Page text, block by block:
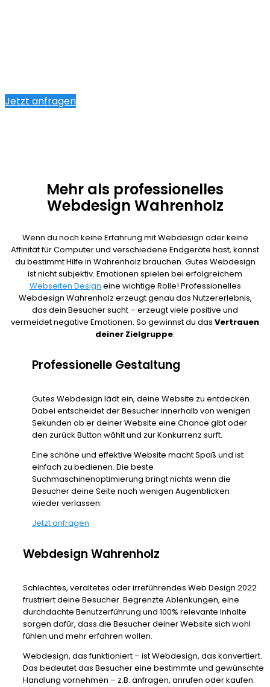
Jetzt anfragen
Mehr als professionelles
Webdesign Wahrenholz
Wenn du noch keine Erfahrung mit Webdesign oder keine
Affinität für Computer und verschiedene Endgeräte hast, kannst
du bestimmt Hilfe in Wahrenholz brauchen. Gutes Webdesign
ist nicht subjektiv. Emotionen spielen bei erfolgreichem
Webseiten Design eine wichtige Rolle! Professionelles
Webdesign Wahrenholz erzeugt genau das Nutzererlebnis,
das dein Besucher sucht – erzeugt viele positive und
vermeidet negative Emotionen. So gewinnst du das Vertrauen
deiner Zielgruppe.
Professionelle Gestaltung
Gutes Webdesign lädt ein, deine Website zu entdecken.
Dabei entscheidet der Besucher innerhalb von wenigen
Sekunden ob er deiner Website eine Chance gibt oder
den zurück Button wählt und zur Konkurrenz surft.
Eine schöne und effektive Website macht Spaß und ist
einfach zu bedienen. Die beste
Suchmaschinenoptimierung bringt nichts wenn die
Besucher deine Seite nach wenigen Augenblicken
wieder verlassen.
Jetzt anfragen
Webdesign Wahrenholz
Schlechtes, veraltetes oder irreführendes Web Design 2022
frustriert deine Besucher. Begrenzte Ablenkungen, eine
durchdachte Benutzerführung und 100% relevante Inhalte
sorgen dafür, dass die Besucher deiner Website sich wohl
fühlen und mehr erfahren wollen.
Webdesign, das funktioniert – ist Webdesign, das konvertiert.
Das bedeutet das Besucher eine bestimmte und gewünschte
Handlung vornehmen – z.B. anfragen, anrufen oder kaufen.